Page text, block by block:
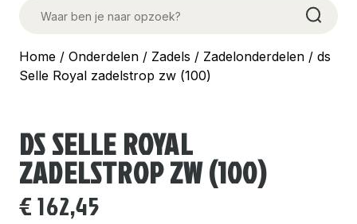
Home / Onderdelen / Zadels / Zadelonderdelen / ds
Selle Royal zadelstrop zw (100)
DS SELLE ROYAL
ZADELSTROP ZW (100)
€162,45